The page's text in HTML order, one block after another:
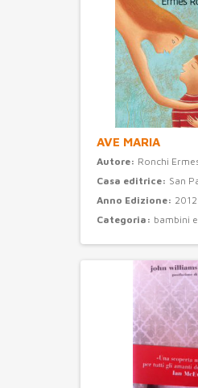
AVE MARIA
Autore: Ronchi
Casa editrice: San
Anno Edizione: 2012
Categoria: bambini